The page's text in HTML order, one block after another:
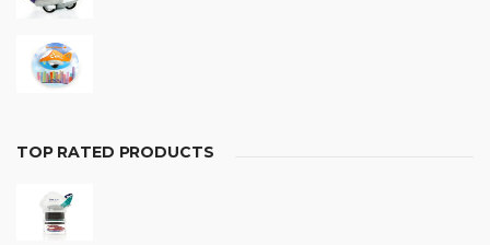
TOP RATED PRODUCTS